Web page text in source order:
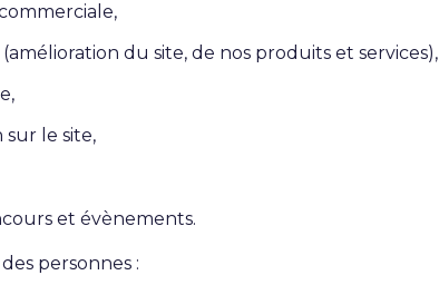
du site, de nos produits et services),
sur le site,
et évènements.
personnes :